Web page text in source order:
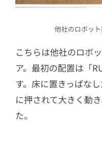
他社のロボッ
こちらは他社のロボ
ア。最初の配置は「
す。床に置きっぱな
に押されて大きく動
た。